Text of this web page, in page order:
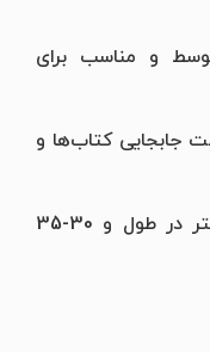
و مناسب برای
جابجایی کتاب‌ها و
ابعاد مناسب: حدود 38-40 سانتیمتر در طول و 30-35